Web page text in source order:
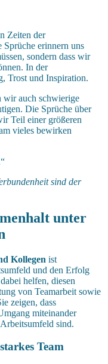
Zeiten der
Sprüche erinnern uns
sondern dass wir
In der
Trost und Inspiration.
wir auch schwierige
Die Sprüche über
Teil einer größeren
vieles bewirken
sind der
unter
Kollegen ist
und den Erfolg
helfen, diesen
von Teamarbeit sowie
zeigen, dass
miteinander
sind.
Team